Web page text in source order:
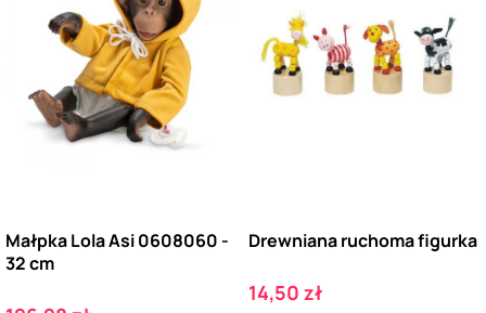
Małpka Lola Asi 0608060 -
32 cm
Drewniana ruchoma figurka
Cena
14,50 zł